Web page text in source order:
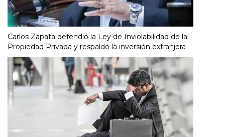
Carlos Zapata defendió la Ley de Inviolabilidad de la
Propiedad Privada y respaldó la inversión extranjera